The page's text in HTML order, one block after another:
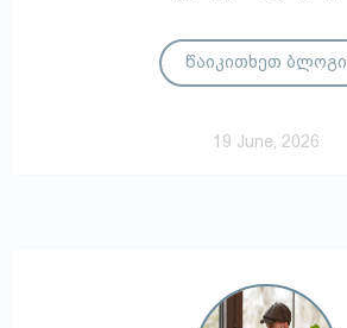
წაიკითხეთ ბლოგი
19 June, 2026